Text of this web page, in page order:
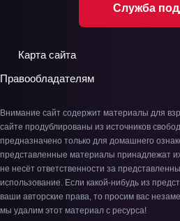
Служба
Карта сайта
Правообладателям
Внимание сайт содержит материалы для
сайте продублированы из источников
предназначено только для домашнего
представленные материалы принадлежат
не несёт ответственности за
использование. Если какой-нибудь из
ваши авторские права, то просим вас
мы удалим этот материал с ресурса!